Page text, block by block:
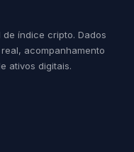
índice cripto. Dados
acompanhamento
ativos digitais.